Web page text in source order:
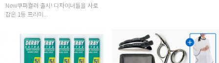
New쿠퍼컬러 출시! 디자이너들을 사로
잡은 1등 프리미...